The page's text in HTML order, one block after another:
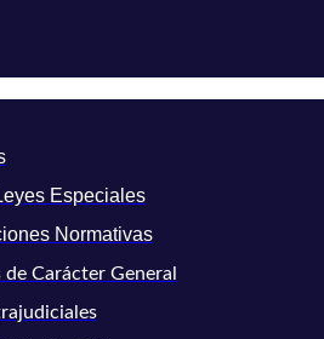
Especiales
Normativas
de Carácter General